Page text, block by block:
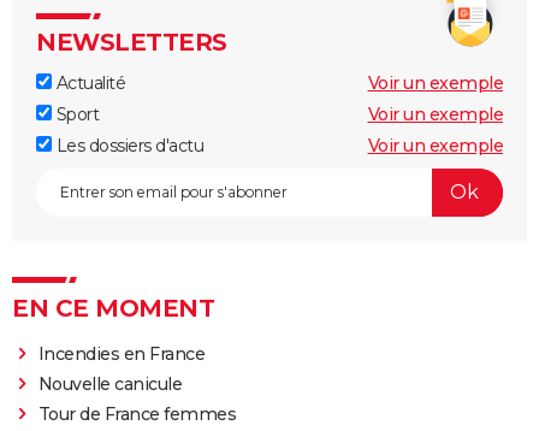
NEWSLETTERS
Actualité
Voir un exemple
Sport
Voir un exemple
Les dossiers d'actu
Voir un exemple
EN CE MOMENT
Incendies en France
Nouvelle canicule
Tour de France femmes